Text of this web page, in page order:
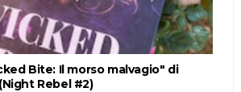
Bite: Il morso malvagio" di
Rebel #2)